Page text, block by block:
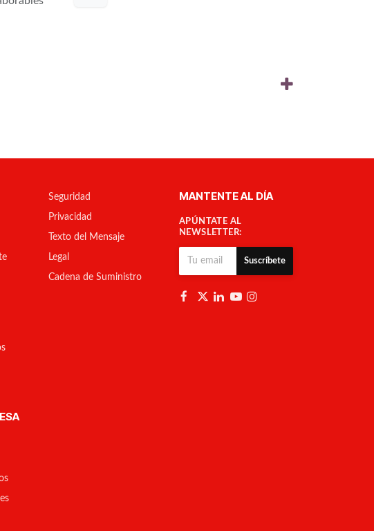
Seguridad
Privacidad
Texto del Mensaje
Legal
Cadena de Suministro
MANTENTE AL DÍA
APÚNTATE AL
NEWSLETTER:
Suscríbete